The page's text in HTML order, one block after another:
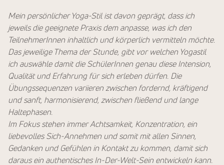
Mein persönlicher Yoga-Stil ist davon geprägt, dass ich
jeweils die geeignete Praxis dem anpasse, was ich den
TeilnehmerInnen inhaltlich und körperlich vermitteln möchte.
Das jeweilige Thema der Stunde, gibt vor welchen Yogastil
ich auswähle damit die SchülerInnen genau diese Intension,
Qualität und Erfahrung für sich erleben dürfen. Die
Übungssequenzen variieren zwischen fordernd, kräftigend
und sanft, harmonisierend, zwischen fließend und lange
Haltephasen.
Im Fokus stehen immer Achtsamkeit, Konzentration, ein
liebevolles Sich-Annehmen und somit mit allen Sinnen,
Gedanken und Gefühlen in Kontakt zu kommen, damit sich
daraus ein authentisches In-Der-Welt-Sein entwickeln kann.